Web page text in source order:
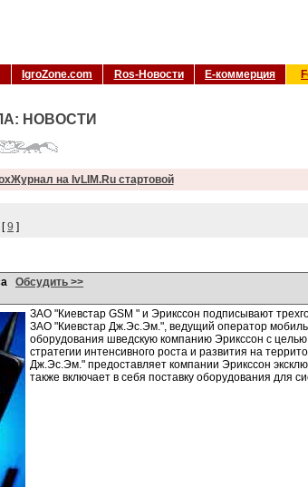
IgroZone.com Ros-Новости Е-коммерция
НОВОСТИ
на IvLIM.Ru стартовой
[9 ]
Обсудить >>
ЗАО "Киевстар GSM " и Эрикссон подписывают
ЗАО "Киевстар Дж.Эс.Эм.", ведущий оператор
оборудования шведскую компанию Эрикссон с
стратегии интенсивного роста и развития на
Дж.Эс.Эм." предоставляет компании Эрикссон
также включает в себя поставку оборудования для